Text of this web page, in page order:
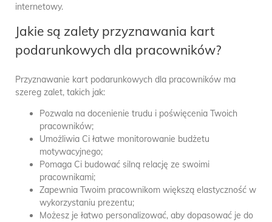
internetowy.
Jakie są zalety przyznawania kart
podarunkowych dla pracowników?
Przyznawanie kart podarunkowych dla pracowników ma
szereg zalet, takich jak:
Pozwala na docenienie trudu i poświęcenia Twoich
pracowników;
Umożliwia Ci łatwe monitorowanie budżetu
motywacyjnego;
Pomaga Ci budować silną relację ze swoimi
pracownikami;
Zapewnia Twoim pracownikom większą elastyczność w
wykorzystaniu prezentu;
Możesz je łatwo personalizować, aby dopasować je do